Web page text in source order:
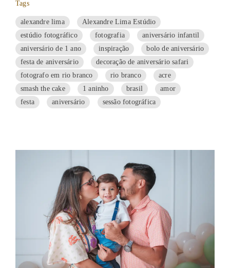
Tags
alexandre lima
Alexandre Lima Estúdio
estúdio fotográfico
fotografia
aniversário infantil
aniversário de 1 ano
inspiração
bolo de aniversário
festa de aniversário
decoração de aniversário safari
fotografo em rio branco
rio branco
acre
smash the cake
1 aninho brasil
amor
festa
aniversário sessão fotográfica